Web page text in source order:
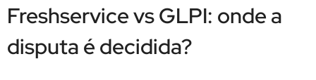
Freshservice vs GLPI: onde a
disputa é decidida?